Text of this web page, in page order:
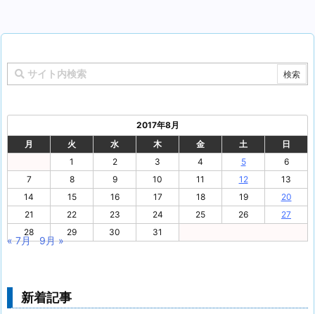
2017年8月
月
火 水 木 金 土
日
1
2 3 4 5
6
7
8 9 10 11 12
13
14
15 16 17 18 19
20
21
22 23 24 25 26
27
28
29 30 31
« 7月 9月 »
新着記事